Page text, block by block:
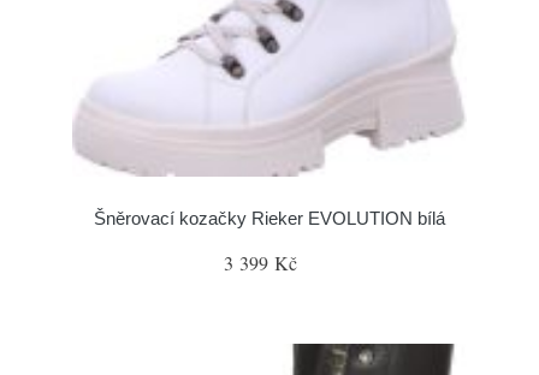
Šněrovací kozačky Rieker EVOLUTION bílá
3 399 Kč